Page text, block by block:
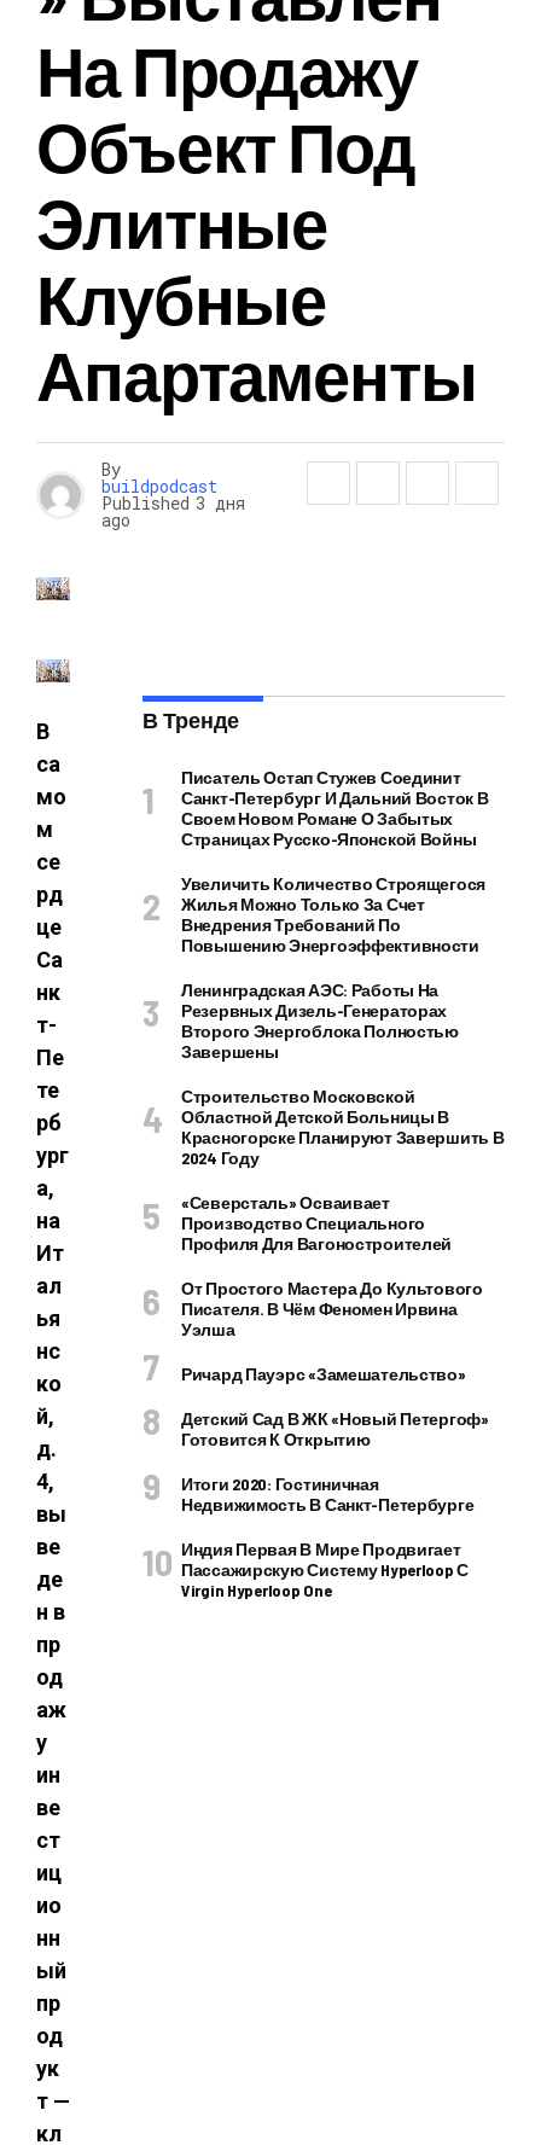
На Продажу
Объект Под
Элитные
Клубные
Апартаменты
By
buildpodcast
Published 3 дня
ago
В
са
мо
м
се
рд
це
Са
нк
т-
Пе
те
рб
ург
а,
на
Ит
ал
ья
нс
ко
й,
д.
4,
вы
ве
де
н в
пр
од
аж
у
ин
ве
ст
иц
ио
нн
ый
пр
од
ук
т —
кл
В Тренде
Писатель Остап Стужев Соединит
Санкт-Петербург И Дальний Восток В
Своем Новом Романе О Забытых
Страницах Русско-Японской Войны
Увеличить Количество Строящегося
Жилья Можно Только За Счет
Внедрения Требований По
Повышению Энергоэффективности
Ленинградская АЭС: Работы На
Резервных Дизель-Генераторах
Второго Энергоблока Полностью
Завершены
Строительство Московской
Областной Детской Больницы В
Красногорске Планируют Завершить В
2024 Году
«Северсталь» Осваивает
Производство Специального
Профиля Для Вагоностроителей
От Простого Мастера До Культового
Писателя. В Чём Феномен Ирвина
Уэлша
Ричард Пауэрс «Замешательство»
Детский Сад В ЖК «Новый Петергоф»
Готовится К Открытию
Итоги 2020: Гостиничная
Недвижимость В Санкт-Петербурге
Индия Первая В Мире Продвигает
Пассажирскую Систему Hyperloop С
Virgin Hyperloop One